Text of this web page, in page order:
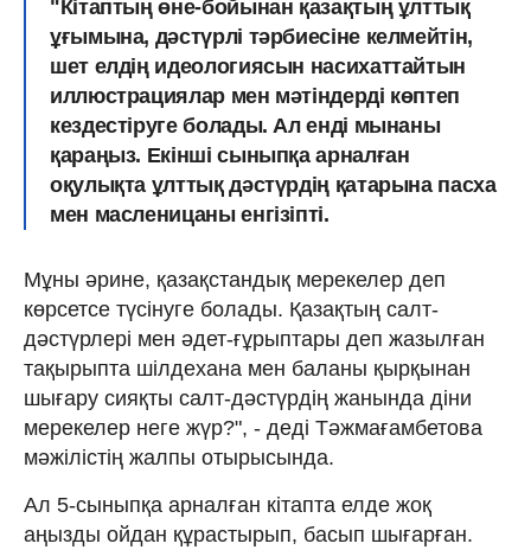
"Кітаптың өне-бойынан қазақтың ұлттық
ұғымына, дәстүрлі тәрбиесіне келмейтін,
шет елдің идеологиясын насихаттайтын
иллюстрациялар мен мәтіндерді көптеп
кездестіруге болады. Ал енді мынаны
қараңыз. Екінші сыныпқа арналған
оқулықта ұлттық дәстүрдің қатарына пасха
мен масленицаны енгізіпті.
Мұны әрине, қазақстандық мерекелер деп
көрсетсе түсінуге болады. Қазақтың салт-
дәстүрлері мен әдет-ғұрыптары деп жазылған
тақырыпта шілдехана мен баланы қырқынан
шығару сияқты салт-дәстүрдің жанында діни
мерекелер неге жүр?", - деді Тәжмағамбетова
мәжілістің жалпы отырысында.
Ал 5-сыныпқа арналған кітапта елде жоқ
аңызды ойдан құрастырып, басып шығарған.